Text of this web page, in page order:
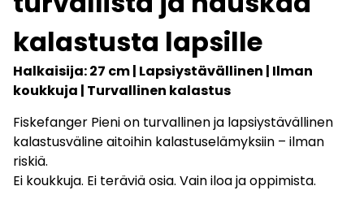
kalastusta lapsille
Halkaisija: 27 cm | Lapsiystävällinen | Ilman
koukkuja | Turvallinen kalastus
Fiskefanger Pieni on turvallinen ja lapsiystävällinen
kalastusväline aitoihin kalastuselämyksiin – ilman
riskiä.
Ei koukkuja. Ei teräviä osia. Vain iloa ja oppimista.